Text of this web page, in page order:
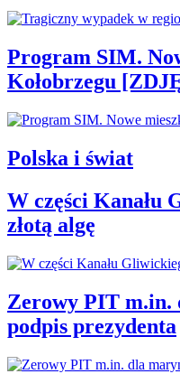
Program SIM.
Kołobrzegu
Polska i świat
W części Kanału
złotą algę
Zerowy PIT m.in.
podpis prezydenta